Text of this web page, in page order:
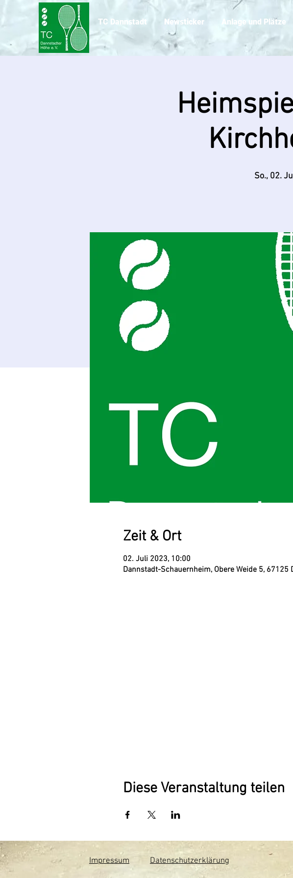
TC Dannstadt Newsticker Anlage und Plätze
So., 02.
Zeit & Ort
02. Juli 2023, 10:00
Dannstadt-Schauernheim, Obere Weide 5,
Diese Veranstaltung teilen
Impressum Datenschutzerklärung